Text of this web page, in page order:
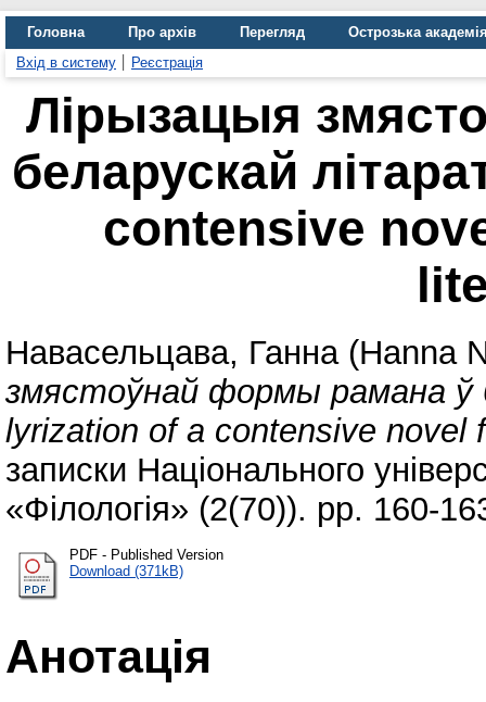
Головна Про архів Перегляд
Острозька
Вхід в систему
Реєстрація
Лірызацыя
беларускай
contensive
Навасельцава, Ганна (Hanna
змястоўнай формы рамана ў
lyrization of a contensive novel
записки Національного
«Філологія» (2(70)). pp. 160-
PDF - Published Version
Download (371kB)
Анотація